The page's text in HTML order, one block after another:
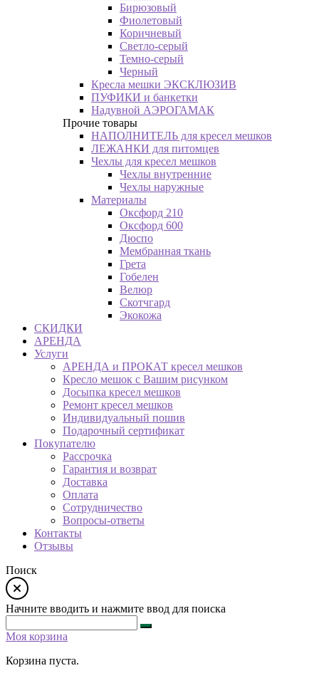
Бирюзовый
Фиолетовый
Коричневый
Светло-серый
Темно-серый
Черный
Кресла мешки ЭКСКЛЮЗИВ
ПУФИКИ и банкетки
Надувной АЭРОГАМАК
Прочие товары
НАПОЛНИТЕЛЬ для кресел мешков
ЛЕЖАНКИ для питомцев
Чехлы для кресел мешков
Чехлы внутренние
Чехлы наружные
Материалы
Оксфорд 210
Оксфорд 600
Дюспо
Мембранная ткань
Грета
Гобелен
Велюр
Скотчгард
Экокожа
СКИДКИ
АРЕНДА
Услуги
АРЕНДА и ПРОКАТ кресел мешков
Кресло мешок с Вашим рисунком
Досыпка кресел мешков
Ремонт кресел мешков
Индивидуальный пошив
Подарочный сертификат
Покупателю
Рассрочка
Гарантия и возврат
Доставка
Оплата
Сотрудничество
Вопросы-ответы
Контакты
Отзывы
Поиск
Начните вводить и нажмите ввод для поиска
Моя корзина
Корзина пуста.